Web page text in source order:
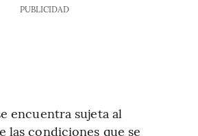
PUBLICIDAD
encuentra sujeta al
las condiciones que se